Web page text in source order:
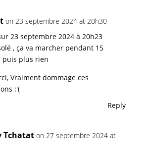
on 23 septembre 2024 at 20h30
23 septembre 2024 à 20h23
, ça va marcher pendant 15
puis plus rien
Vraiment dommage ces
:'(
Reply
Tchatat on 27 septembre 2024 at